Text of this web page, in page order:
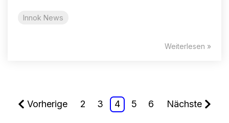
Innok News
Weiterlesen »
Vorherige 2 3 4 5 6 Nächste